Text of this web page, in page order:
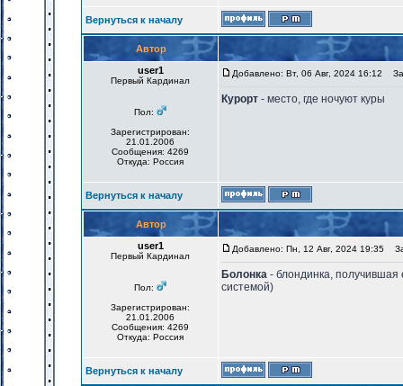
Вернуться к началу
Автор
user1
Первый Кардинал
Пол:
Зарегистрирован:
21.01.2006
Сообщения: 4269
Откуда: Россия
Добавлено: Вт, 06 Авг, 2024 16:12
Курорт - место, где ночуют куры
Вернуться к началу
Автор
user1
Первый Кардинал
Пол:
Зарегистрирован:
21.01.2006
Сообщения: 4269
Откуда: Россия
Добавлено: Пн, 12 Авг, 2024 19:35
Болонка - блондинка, получившая
системой)
Вернуться к началу